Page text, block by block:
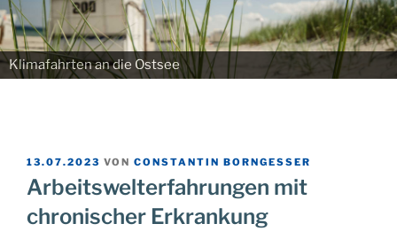
Klimafahrten an die Ostsee
VERÖFFENTLICHT
AM
13.07.2023 VON CONSTANTIN BORNGESSER
Arbeitswelterfahrungen mit
chronischer Erkrankung